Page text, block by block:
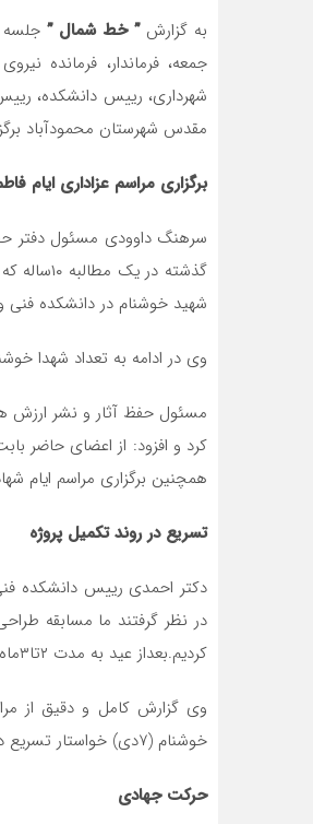
به گزارش” خط شمال ” جلسه
جمعه، فرماندار، فرمانده
شهرداری، رییس دانشکده،
مقدس شهرستان محمودآباد
برگزاری مراسم عزاداری ایام
سرهنگ داوودی مسئول دفتر
گذشته
شهید خوشنام در دانشکده فنی
وی در ادامه به تعداد شهدا خوشنام اشاره و افزود در
مسئول حفظ آثار و نشر ارزش
کرد و افزود: از اعضای حاضر
همچنین برگزاری مراسم ایام
تسریع در روند تکمیل پروژه
دکتر احمدی رییس دانشکده
در نظر گرفتند ما مسابقه
کردیم.بعداز عید به مدت ۲تا۳ماه به این مرحله ساخت رسیدیم .تا کنون نزدیک به ۳۵۰میلیون تومان هزینه شده است.
وی گزارش کامل و دقیق از
خوشنام (۷دی) خواستار تسریع در روند تکمیل پروژه شده اند.
حرکت جهادی